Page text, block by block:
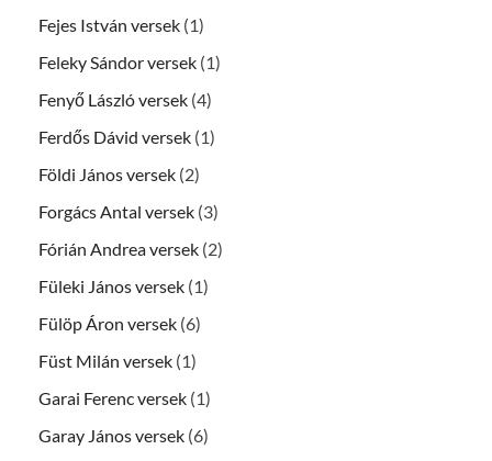
Fejes István versek (1)
Feleky Sándor versek (1)
Fenyő László versek (4)
Ferdős Dávid versek (1)
Földi János versek (2)
Forgács Antal versek (3)
Fórián Andrea versek (2)
Füleki János versek (1)
Fülöp Áron versek (6)
Füst Milán versek (1)
Garai Ferenc versek (1)
Garay János versek (6)